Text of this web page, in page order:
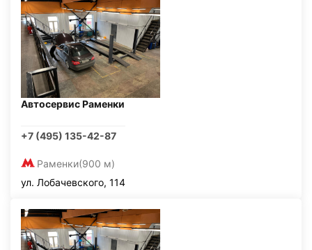
Автосервис Раменки
+7 (495) 135-42-87
Раменки(900 м)
ул. Лобачевского, 114